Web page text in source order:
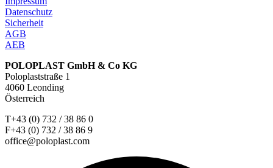
Datenschutz
Sicherheit
AGB
AEB
POLOPLAST GmbH & Co KG
Poloplaststraße 1
4060 Leonding
Österreich
T+43 (0) 732 / 38 86 0
F+43 (0) 732 / 38 86 9
office@poloplast.com